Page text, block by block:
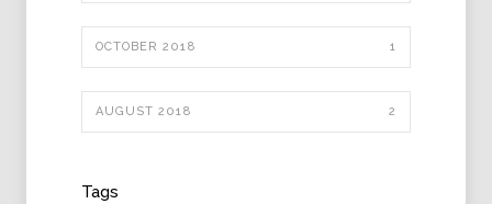
OCTOBER 2018 1
AUGUST 2018 2
Tags